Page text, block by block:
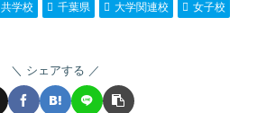
共学校 千葉県 大学関連校
女子校
シェアする